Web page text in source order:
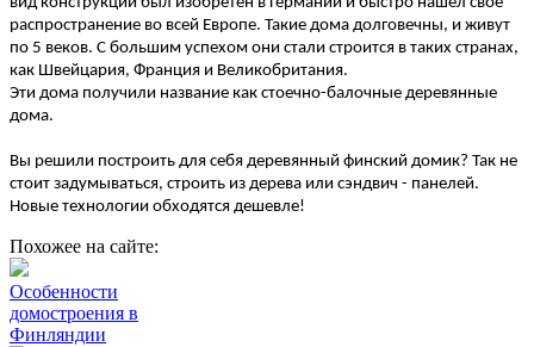
распространение во всей Европе. Такие дома долговечны, и живут
по 5 веков. С большим успехом они стали строится в таких странах,
как Швейцария, Франция и Великобритания.
Эти дома получили название как стоечно-балочные деревянные
дома.
Вы решили построить для себя деревянный финский домик? Так не
стоит задумываться, строить из дерева или сэндвич - панелей.
Новые технологии обходятся дешевле!
Похожее на сайте:
Особенности
домостроения в
Финляндии